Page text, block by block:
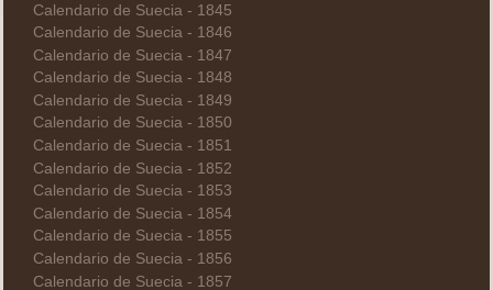
Calendario de Suecia - 1845
Calendario de Suecia - 1846
Calendario de Suecia - 1847
Calendario de Suecia - 1848
Calendario de Suecia - 1849
Calendario de Suecia - 1850
Calendario de Suecia - 1851
Calendario de Suecia - 1852
Calendario de Suecia - 1853
Calendario de Suecia - 1854
Calendario de Suecia - 1855
Calendario de Suecia - 1856
Calendario de Suecia - 1857